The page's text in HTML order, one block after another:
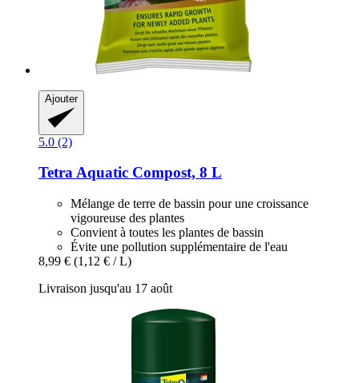
Ajouter
5.0 (2)
TetraAquatic Compost, 8 L
Mélange de terre de bassin pour une croissance
vigoureuse des plantes
Convient à toutes les plantes de bassin
Évite une pollution supplémentaire de l'eau
8,99 € (1,12 € / L)
Livraison jusqu'au 17 août